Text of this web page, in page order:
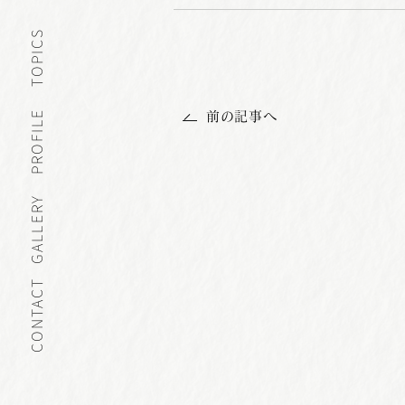
TOPICS
PROFILE
GALLERY
CONTACT
前の記事へ